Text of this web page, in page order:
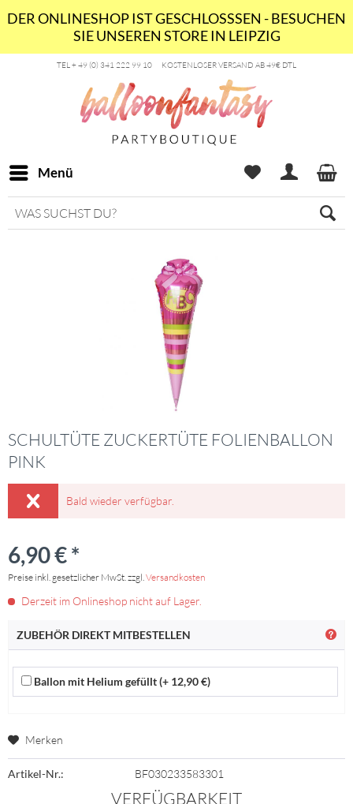
DER ONLINESHOP IST GESCHLOSSSEN - BESUCHEN
SIE UNSEREN STORE IN LEIPZIG
TEL + 49 (0) 341 222 99 10 KOSTENLOSER VERSAND AB 49€ DTL
Menü
SCHULTÜTE ZUCKERTÜTE FOLIENBALLON
PINK
Bald wieder verfügbar.
6,90 € *
Preise inkl. gesetzlicher MwSt. zzgl.Versandkosten
Derzeit im Onlineshop nicht auf Lager.
ZUBEHÖR DIREKT MITBESTELLEN
Ballon mit Helium gefüllt (+ 12,90 €)
Merken
Artikel-Nr.: BF030233583301
VERFÜGBARKEIT